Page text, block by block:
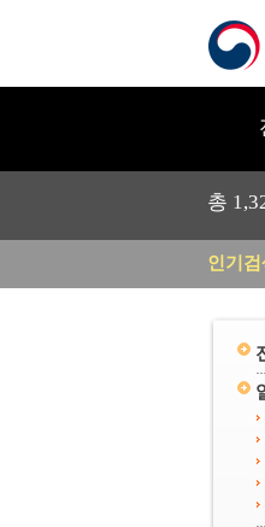
총
인기